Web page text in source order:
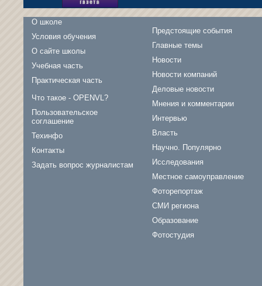
О школе
Условия обучения
О сайте школы
Учебная часть
Практическая часть
Что такое - OPENVL?
Пользовательское
соглашение
Техинфо
Контакты
Задать вопрос журналистам
Предстоящие события
Главные темы
Новости
Новости компаний
Деловые новости
Мнения и комментарии
Интервью
Власть
Научно. Популярно
Исследования
Местное самоуправление
Фоторепортаж
СМИ региона
Образование
Фотостудия